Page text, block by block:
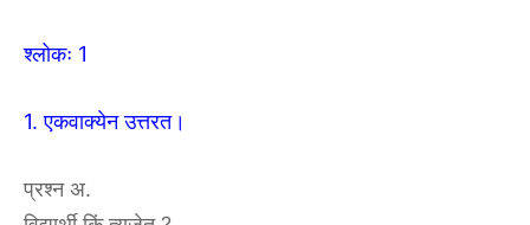
श्लोकः 1
1. एकवाक्येन उत्तरत।
प्रश्न अ.